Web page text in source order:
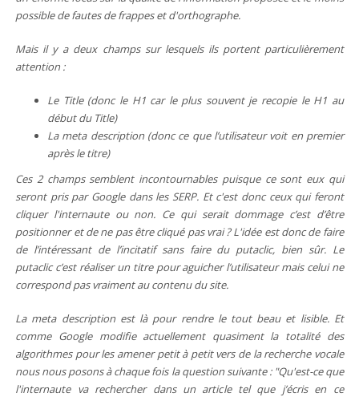
possible de fautes de frappes et d'orthographe.
Mais il y a deux champs sur lesquels ils portent particulièrement
attention :
Le Title (donc le H1 car le plus souvent je recopie le H1 au
début du Title)
La meta description (donc ce que l’utilisateur voit en premier
après le titre)
Ces 2 champs semblent incontournables puisque ce sont eux qui
seront pris par Google dans les SERP. Et c'est donc ceux qui feront
cliquer l'internaute ou non. Ce qui serait dommage c’est d’être
positionner et de ne pas être cliqué pas vrai ? L'idée est donc de faire
de l’intéressant de l’incitatif sans faire du putaclic, bien sûr. Le
putaclic c’est réaliser un titre pour aguicher l’utilisateur mais celui ne
correspond pas vraiment au contenu du site.
La meta description est là pour rendre le tout beau et lisible. Et
comme Google modifie actuellement quasiment la totalité des
algorithmes pour les amener petit à petit vers de la recherche vocale
nous nous posons à chaque fois la question suivante : "Qu'est-ce que
l'internaute va rechercher dans un article tel que j’écris en ce